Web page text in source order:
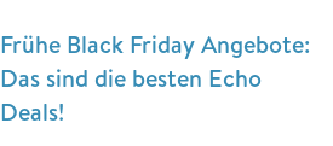
Frühe Black Friday Angebote:
Das sind die besten Echo
Deals!